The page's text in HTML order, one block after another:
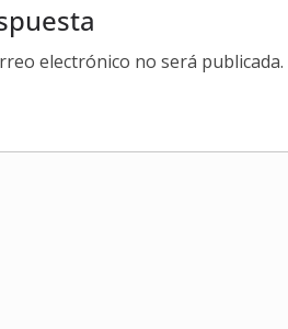
electrónico no será publicada.